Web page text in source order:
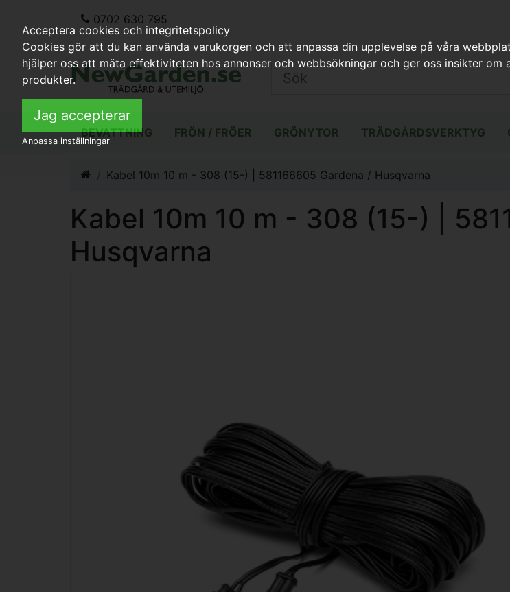
0702 630 795
BEVATTNING FRÖN / FRÖER GRÖNYTOR TRÄDGÅRDSVERKTYG
Kabel 10m 10 m - 308 (15-) | 581166605 Gardena / Husqvarna
Kabel 10m 10 m - 308 (15-) |
Husqvarna
Acceptera cookies och integritetspolicy
Cookies gör att du kan använda varukorgen och att anpassa din upplevelse på våra
hjälper oss att mäta effektiviteten hos annonser och webbsökningar och ger oss insikter
produkter.
Jag accepterar
Anpassa inställningar